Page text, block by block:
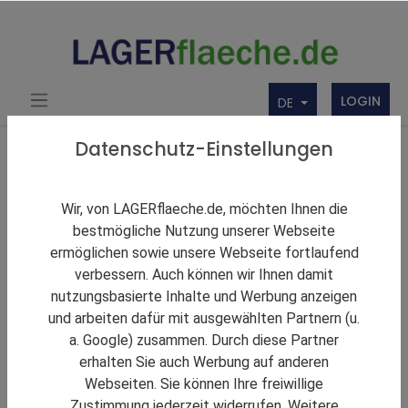
DE LOGIN
Themen Rund um Lager und LAGERflaeche.de
Datenschutz-Einstellungen
Wir, von LAGERflaeche.de, möchten Ihnen die
bestmögliche Nutzung unserer Webseite
ermöglichen sowie unsere Webseite fortlaufend
verbessern. Auch können wir Ihnen damit
nutzungsbasierte Inhalte und Werbung anzeigen
und arbeiten dafür mit ausgewählten Partnern (u.
a. Google) zusammen. Durch diese Partner
erhalten Sie auch Werbung auf anderen
Webseiten. Sie können Ihre freiwillige